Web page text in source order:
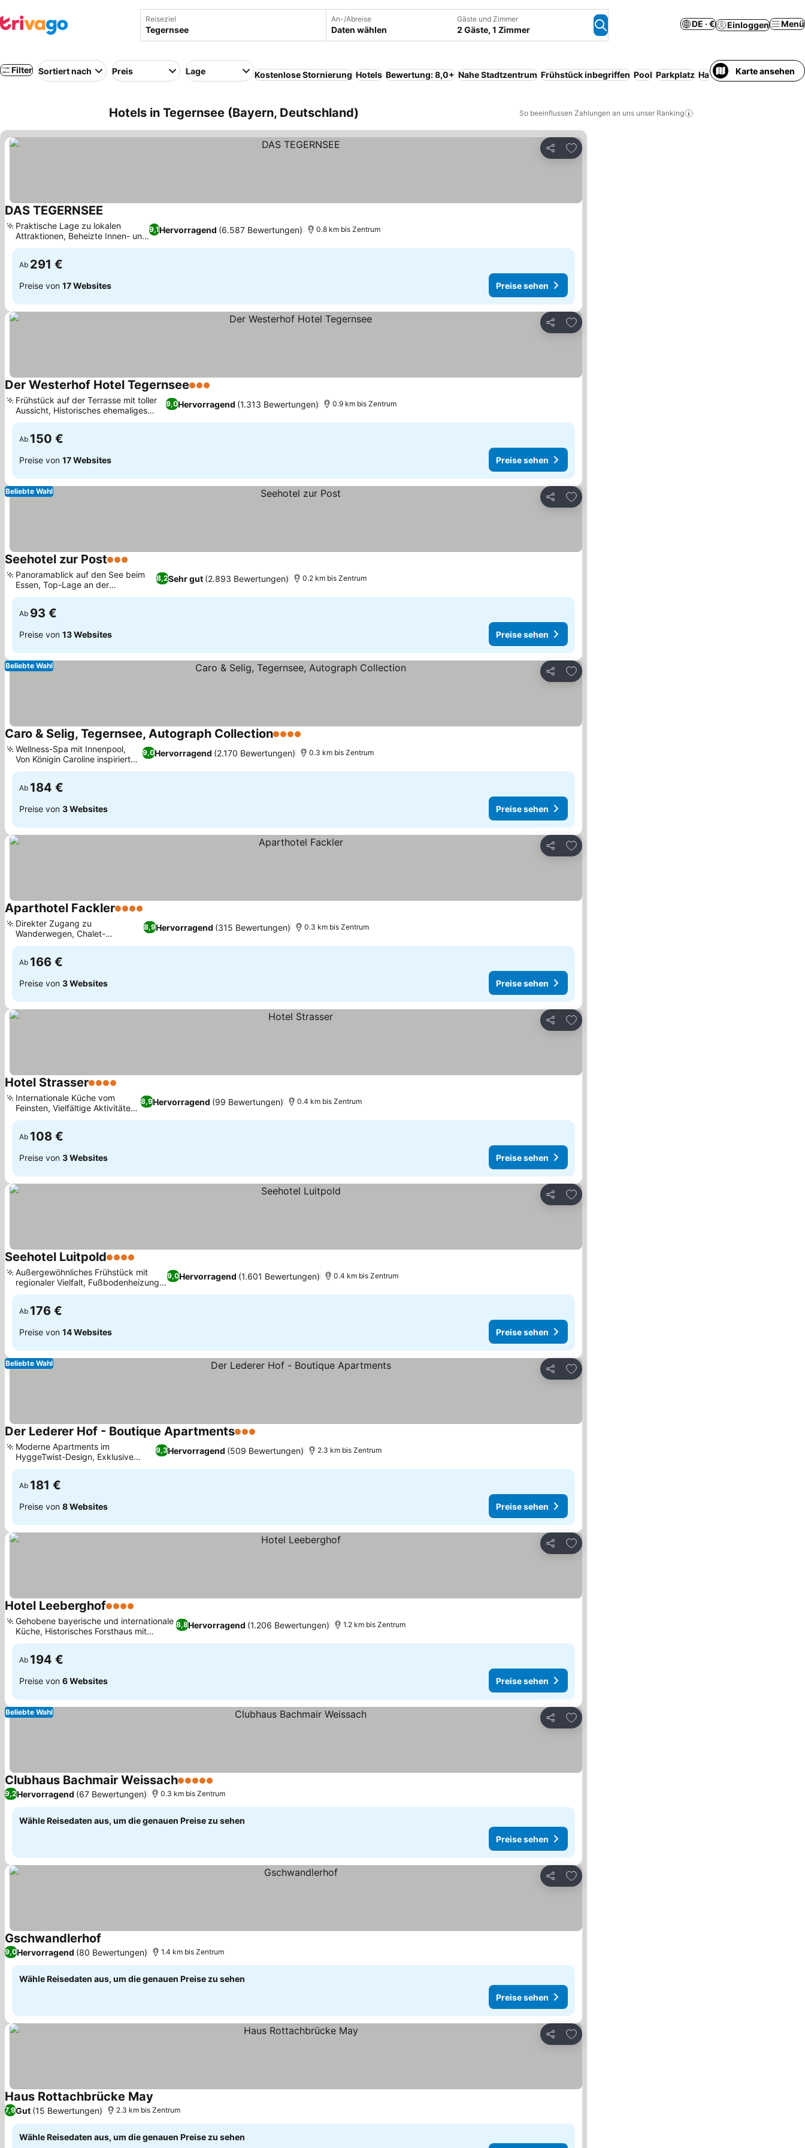
Reiseziel An-/Abreise
Daten wählen
Gäste und Zimmer
2 Gäste, 1 Zimmer
DE · € Einloggen Menü
Filter Sortiert nach Preis Lage Kostenlose Stornierung Hotels Bewertung: 8,0+ Nahe Stadtzentrum Frühstück inbegriffen Pool Parkplatz Halbpension Haustiere
Karte ansehen
Hotels in Tegernsee (Bayern, Deutschland) So beeinflussen Zahlungen an uns unser Ranking
Teilen
Zu Favoriten hinzufügen
DAS TEGERNSEE
9,1Hervorragend (6.587 Bewertungen)
Praktische Lage zu lokalen
Attraktionen, Beheizte Innen- und
Außenpools
0.8 km bis Zentrum
Ab 291 €
Preise von 17 Websites Preise sehen
Teilen
Zu Favoriten hinzufügen
Der Westerhof Hotel Tegernsee3 Sterne
9,0Hervorragend (1.313 Bewertungen)
Frühstück auf der Terrasse mit toller
Aussicht, Historisches ehemaliges
Klosterambiente
0.9 km bis Zentrum
Ab 150 €
Preise von 17 Websites Preise sehen
Teilen
Zu Favoriten hinzufügen
Beliebte Wahl
Seehotel zur Post3 Sterne
8,2Sehr gut (2.893 Bewertungen)
Panoramablick auf den See beim
Essen, Top-Lage an der
Seepromenade
0.2 km bis Zentrum
Ab 93 €
Preise von 13 Websites Preise sehen
Teilen
Zu Favoriten hinzufügen
Beliebte Wahl
Caro & Selig, Tegernsee, Autograph Collection4 Sterne
9,0Hervorragend (2.170 Bewertungen)
Wellness-Spa mit Innenpool,
Von Königin Caroline inspiriertes
Design
0.3 km bis Zentrum
Ab 184 €
Preise von 3 Websites Preise sehen
Teilen
Zu Favoriten hinzufügen
Aparthotel Fackler4 Sterne
8,9Hervorragend (315 Bewertungen)
Direkter Zugang zu
Wanderwegen, Chalet-
Apartments mit Aussicht
0.3 km bis Zentrum
Ab 166 €
Preise von 3 Websites Preise sehen
Teilen
Zu Favoriten hinzufügen
Hotel Strasser4 Sterne
8,9Hervorragend (99 Bewertungen)
Internationale Küche vom
Feinsten, Vielfältige Aktivitäten
vor Ort
0.4 km bis Zentrum
Ab 108 €
Preise von 3 Websites Preise sehen
Teilen
Zu Favoriten hinzufügen
Seehotel Luitpold4 Sterne
9,0Hervorragend (1.601 Bewertungen)
Außergewöhnliches Frühstück mit
regionaler Vielfalt, Fußbodenheizung
für Gemütlichkeit
0.4 km bis Zentrum
Ab 176 €
Preise von 14 Websites Preise sehen
Teilen
Zu Favoriten hinzufügen
Beliebte Wahl
Der Lederer Hof - Boutique Apartments3 Sterne
9,3Hervorragend (509 Bewertungen)
Moderne Apartments im
HyggeTwist-Design, Exklusive
Textil-Kabinen-Sauna
2.3 km bis Zentrum
Ab 181 €
Preise von 8 Websites Preise sehen
Teilen
Zu Favoriten hinzufügen
Hotel Leeberghof4 Sterne
8,8Hervorragend (1.206 Bewertungen)
Gehobene bayerische und internationale
Küche, Historisches Forsthaus mit
traditionellem Charme
1.2 km bis Zentrum
Ab 194 €
Preise von 6 Websites Preise sehen
Teilen
Zu Favoriten hinzufügen
Beliebte Wahl
Clubhaus Bachmair Weissach5 Sterne
9,2Hervorragend (67 Bewertungen) 0.3 km bis Zentrum
Wähle Reisedaten aus, um die genauen Preise zu sehen
Preise sehen
Teilen
Zu Favoriten hinzufügen
Gschwandlerhof Preise sehen
9,0Hervorragend (80 Bewertungen) 1.4 km bis Zentrum
Wähle Reisedaten aus, um die genauen Preise zu sehen
Preise sehen
Teilen
Zu Favoriten hinzufügen
Haus Rottachbrücke May
7,9Gut (15 Bewertungen) 2.3 km bis Zentrum
Wähle Reisedaten aus, um die genauen Preise zu sehen